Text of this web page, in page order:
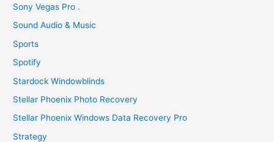
Sony Vegas Pro .
Sound Audio & Music
Sports
Spotify
Stardock Windowblinds
Stellar Phoenix Photo Recovery
Stellar Phoenix Windows Data Recovery Pro
Strategy